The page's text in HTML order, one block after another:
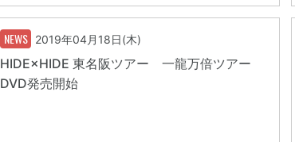
NEWS 2019年04月18日(木)
HIDE×HIDE 東名阪ツアー 一龍万倍ツアー
DVD発売開始